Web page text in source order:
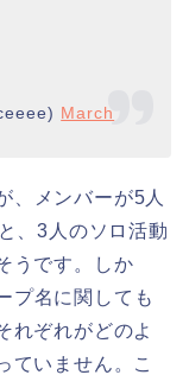
March
、メンバーが5人
、3人のソロ活動
うです。しか
プ名に関しても
れぞれがどのよ
ていません。こ